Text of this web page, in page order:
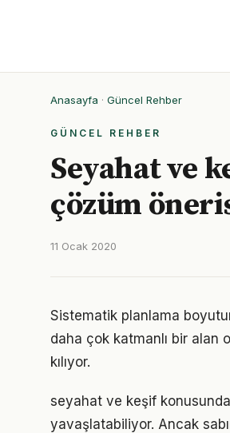
Anasayfa · Güncel Rehber
GÜNCEL REHBER
Seyahat ve
çözüm
11 Ocak 2020
Sistematik planlama
daha çok katmanlı bir alan
kılıyor.
seyahat ve keşif
yavaşlatabiliyor. Ancak